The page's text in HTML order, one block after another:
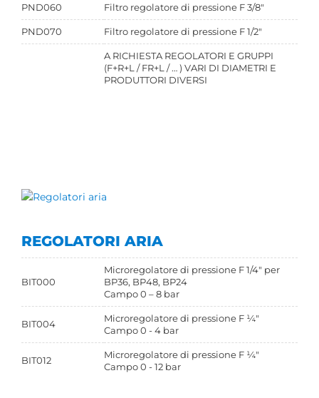
PND060 Filtro regolatore di pressione F 3/8"
PND070 Filtro regolatore di pressione F 1/2"
A RICHIESTA REGOLATORI E GRUPPI
(F+R+L / FR+L / … ) VARI DI DIAMETRI E
PRODUTTORI DIVERSI
REGOLATORI ARIA
BIT000
Microregolatore di pressione F 1/4" per
BP36, BP48, BP24
Campo 0 – 8 bar
BIT004
Microregolatore di pressione F ¼"
Campo 0 - 4 bar
BIT012
Microregolatore di pressione F ¼"
Campo 0 - 12 bar